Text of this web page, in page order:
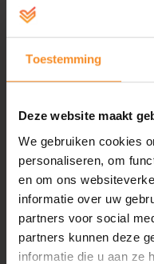
Toestemming
Deze website maakt
We gebruiken cookies
personaliseren, om
en om ons
informatie over uw
partners voor social
partners kunnen deze
informatie die u aan ze
Anita 5k De Schorre
Kriekepot 10 Mijl De
Workshop Pilates
Tijdens deze
Mile je kennismaken
die focust op krachtige
een goede